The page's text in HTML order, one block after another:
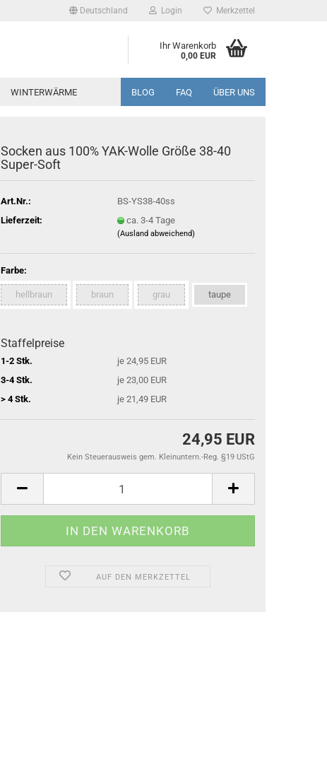
Deutschland Login Merkzettel
Ihr Warenkorb
0,00 EUR
WINTERWÄRME BLOG FAQ ÜBER UNS
Socken aus 100% YAK-Wolle Größe 38-40
Super-Soft
Art.Nr.:
BS-YS38-40ss
Lieferzeit:
ca. 3-4 Tage
(Ausland abweichend)
Farbe:
hellbraun braun grau taupe
Staffelpreise
1-2 Stk.
je 24,95 EUR
3-4 Stk.
je 23,00 EUR
> 4 Stk.
je 21,49 EUR
24,95 EUR
Kein Steuerausweis gem. Kleinuntern.-Reg. §19 UStG
AUF DEN MERKZETTEL